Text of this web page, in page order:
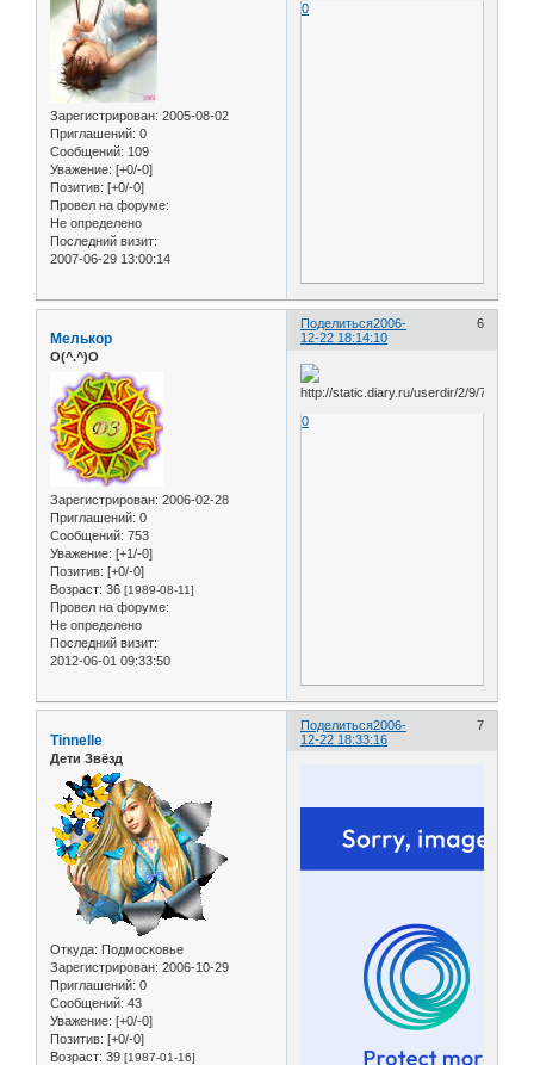
Зарегистрирован: 2005-08-02
Приглашений: 0
Сообщений: 109
Уважение: [+0/-0]
Позитив: [+0/-0]
Провел на форуме:
Не определено
Последний визит:
2007-06-29 13:00:14
0
Поделиться 6
2006-
12-22 18:14:10
Мелькор
O(^.^)O
Зарегистрирован: 2006-02-28
Приглашений: 0
Сообщений: 753
Уважение: [+1/-0]
Позитив: [+0/-0]
Возраст: 36 [1989-08-11]
Провел на форуме:
Не определено
Последний визит:
2012-06-01 09:33:50
0
Поделиться 7
2006-
12-22 18:33:16
Tinnelle
Дети Звёзд
Откуда: Подмосковье
Зарегистрирован: 2006-10-29
Приглашений: 0
Сообщений: 43
Уважение: [+0/-0]
Позитив: [+0/-0]
Возраст: 39 [1987-01-16]